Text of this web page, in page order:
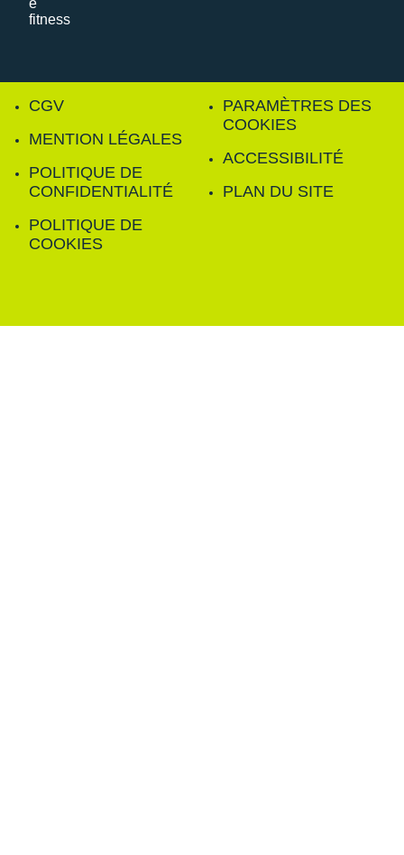
CGV
MENTION LÉGALES
POLITIQUE DE
CONFIDENTIALITÉ
POLITIQUE DE
COOKIES
PARAMÈTRES DES
COOKIES
ACCESSIBILITÉ
PLAN DU SITE